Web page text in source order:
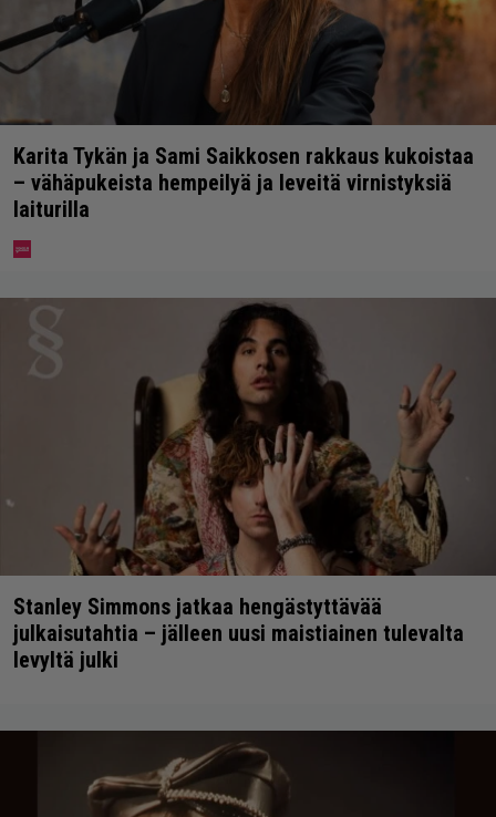
Karita Tykän ja Sami Saikkosen rakkaus kukoistaa
– vähäpukeista hempeilyä ja leveitä virnistyksiä
laiturilla
Stanley Simmons jatkaa hengästyttävää
julkaisutahtia – jälleen uusi maistiainen tulevalta
levyltä julki